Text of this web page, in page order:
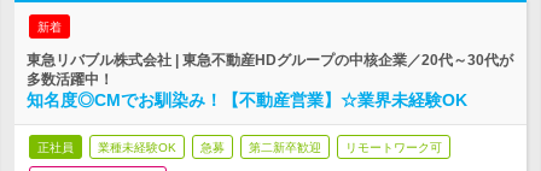
新着
東急リバブル株式会社 | 東急不動産HDグループの中核企業／20代～30代が
多数活躍中！
知名度◎CMでお馴染み！【不動産営業】☆業界未経験OK
正社員 業種未経験OK 急募 第二新卒歓迎 リモートワーク可